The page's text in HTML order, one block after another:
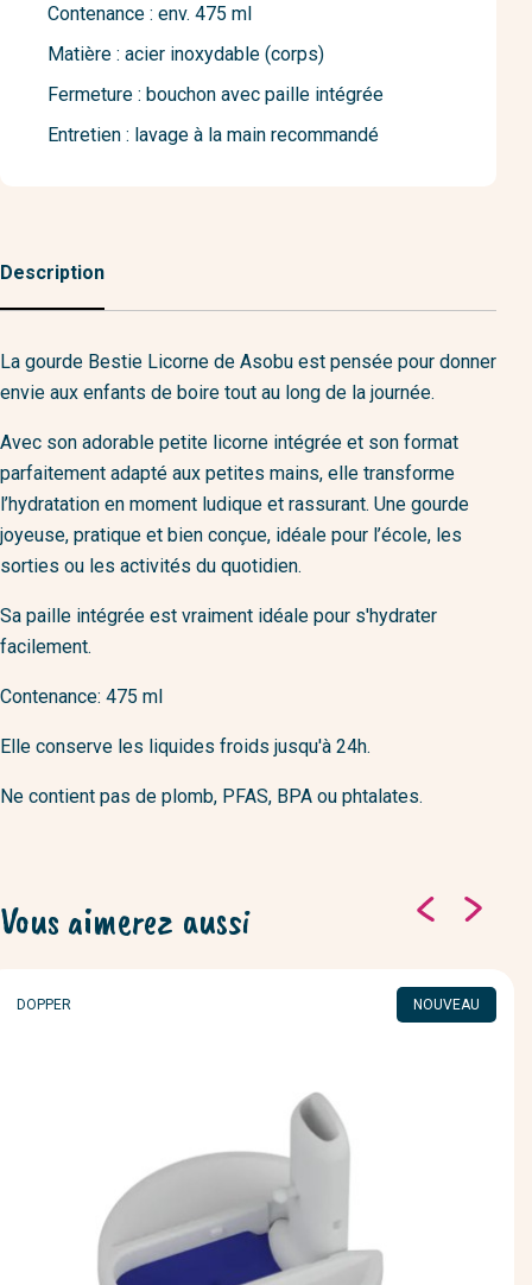
Contenance : env. 475 ml
Matière : acier inoxydable (corps)
Fermeture : bouchon avec paille intégrée
Entretien : lavage à la main recommandé
Description
La gourde Bestie Licorne de Asobu est pensée pour donner
envie aux enfants de boire tout au long de la journée.
Avec son adorable petite licorne intégrée et son format
parfaitement adapté aux petites mains, elle transforme
l’hydratation en moment ludique et rassurant. Une gourde
joyeuse, pratique et bien conçue, idéale pour l’école, les
sorties ou les activités du quotidien.
Sa paille intégrée est vraiment idéale pour s'hydrater
facilement.
Contenance: 475 ml
Elle conserve les liquides froids jusqu'à 24h.
Ne contient pas de plomb, PFAS, BPA ou phtalates.
Vous aimerez aussi
MARQUE
DOPPER NOUVEAU